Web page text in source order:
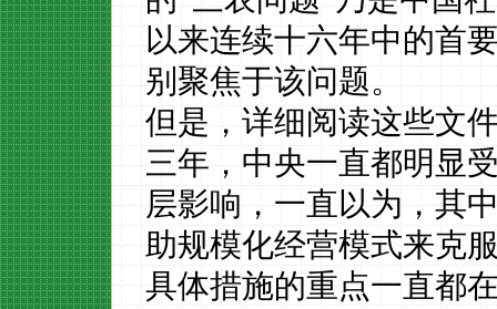
以来连续十六年中的首
别聚焦于该问题。
但是，详细阅读这些文
三年，中央一直都明显
层影响，一直以为，其
助规模化经营模式来克
具体措施的重点一直都